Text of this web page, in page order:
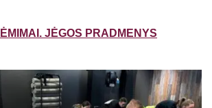
JĖGOS PRADMENYS